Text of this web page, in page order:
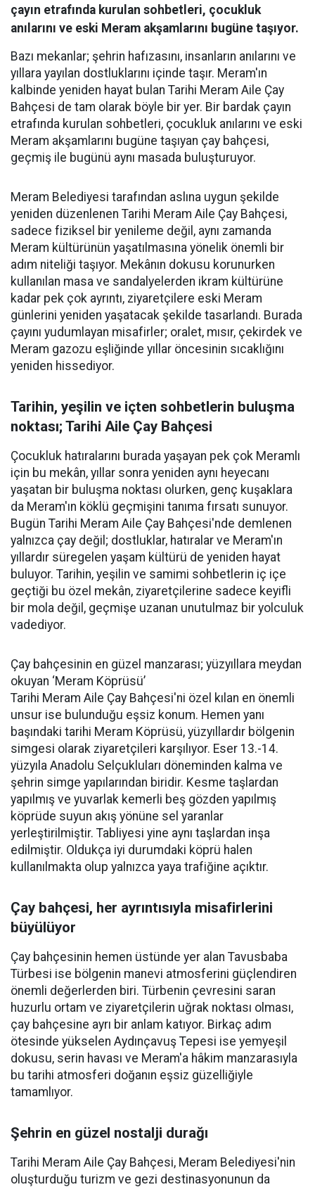
çayın etrafında kurulan sohbetleri, çocukluk
anılarını ve eski Meram akşamlarını bugüne taşıyor.
Bazı mekanlar; şehrin hafızasını, insanların anılarını ve
yıllara yayılan dostluklarını içinde taşır. Meram'ın
kalbinde yeniden hayat bulan Tarihi Meram Aile Çay
Bahçesi de tam olarak böyle bir yer. Bir bardak çayın
etrafında kurulan sohbetleri, çocukluk anılarını ve eski
Meram akşamlarını bugüne taşıyan çay bahçesi,
geçmiş ile bugünü aynı masada buluşturuyor.
Meram Belediyesi tarafından aslına uygun şekilde
yeniden düzenlenen Tarihi Meram Aile Çay Bahçesi,
sadece fiziksel bir yenileme değil, aynı zamanda
Meram kültürünün yaşatılmasına yönelik önemli bir
adım niteliği taşıyor. Mekânın dokusu korunurken
kullanılan masa ve sandalyelerden ikram kültürüne
kadar pek çok ayrıntı, ziyaretçilere eski Meram
günlerini yeniden yaşatacak şekilde tasarlandı. Burada
çayını yudumlayan misafirler; oralet, mısır, çekirdek ve
Meram gazozu eşliğinde yıllar öncesinin sıcaklığını
yeniden hissediyor.
Tarihin, yeşilin ve içten sohbetlerin buluşma
noktası; Tarihi Aile Çay Bahçesi
Çocukluk hatıralarını burada yaşayan pek çok Meramlı
için bu mekân, yıllar sonra yeniden aynı heyecanı
yaşatan bir buluşma noktası olurken, genç kuşaklara
da Meram'ın köklü geçmişini tanıma fırsatı sunuyor.
Bugün Tarihi Meram Aile Çay Bahçesi'nde demlenen
yalnızca çay değil; dostluklar, hatıralar ve Meram'ın
yıllardır süregelen yaşam kültürü de yeniden hayat
buluyor. Tarihin, yeşilin ve samimi sohbetlerin iç içe
geçtiği bu özel mekân, ziyaretçilerine sadece keyifli
bir mola değil, geçmişe uzanan unutulmaz bir yolculuk
vadediyor.
Çay bahçesinin en güzel manzarası; yüzyıllara meydan
okuyan ‘Meram Köprüsü’
Tarihi Meram Aile Çay Bahçesi'ni özel kılan en önemli
unsur ise bulunduğu eşsiz konum. Hemen yanı
başındaki tarihi Meram Köprüsü, yüzyıllardır bölgenin
simgesi olarak ziyaretçileri karşılıyor. Eser 13.-14.
yüzyıla Anadolu Selçukluları döneminden kalma ve
şehrin simge yapılarından biridir. Kesme taşlardan
yapılmış ve yuvarlak kemerli beş gözden yapılmış
köprüde suyun akış yönüne sel yaranlar
yerleştirilmiştir. Tabliyesi yine aynı taşlardan inşa
edilmiştir. Oldukça iyi durumdaki köprü halen
kullanılmakta olup yalnızca yaya trafiğine açıktır.
Çay bahçesi, her ayrıntısıyla misafirlerini
büyülüyor
Çay bahçesinin hemen üstünde yer alan Tavusbaba
Türbesi ise bölgenin manevi atmosferini güçlendiren
önemli değerlerden biri. Türbenin çevresini saran
huzurlu ortam ve ziyaretçilerin uğrak noktası olması,
çay bahçesine ayrı bir anlam katıyor. Birkaç adım
ötesinde yükselen Aydınçavuş Tepesi ise yemyeşil
dokusu, serin havası ve Meram'a hâkim manzarasıyla
bu tarihi atmosferi doğanın eşsiz güzelliğiyle
tamamlıyor.
Şehrin en güzel nostalji durağı
Tarihi Meram Aile Çay Bahçesi, Meram Belediyesi'nin
oluşturduğu turizm ve gezi destinasyonunun da